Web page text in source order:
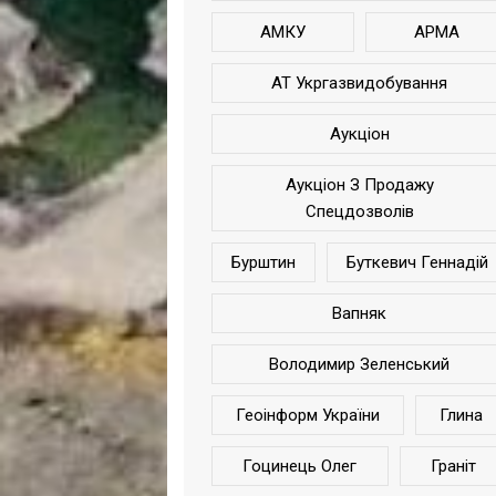
АМКУ АРМА
АТ Укргазвидобування
Аукціон
Аукціон З Продажу
Спецдозволів
Бурштин Буткевич Геннадій
Вапняк
Володимир Зеленський
Геоінформ України Глина
Гоцинець Олег Граніт